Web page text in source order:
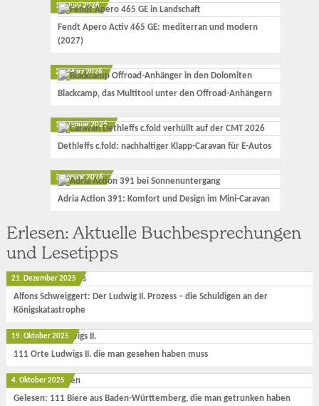
12. Juni 2026
Fendt Apero Activ 465 GE: mediterran und modern
(2027)
23. März 2026
Blackcamp, das Multitool unter den Offroad-Anhängern
17. Januar 2026
Dethleffs c.fold: nachhaltiger Klapp-Caravan für E-Autos
3. Januar 2026
Adria Action 391: Komfort und Design im Mini-Caravan
Erlesen: Aktuelle Buchbesprechungen
und Lesetipps
21. Dezember 2025
Alfons Schweiggert: Der Ludwig II. Prozess – die Schuldigen an der
Königskatastrophe
19. Oktober 2025
111 Orte Ludwigs II. die man gesehen haben muss
4. Oktober 2025
Gelesen: 111 Biere aus Baden-Württemberg, die man getrunken haben